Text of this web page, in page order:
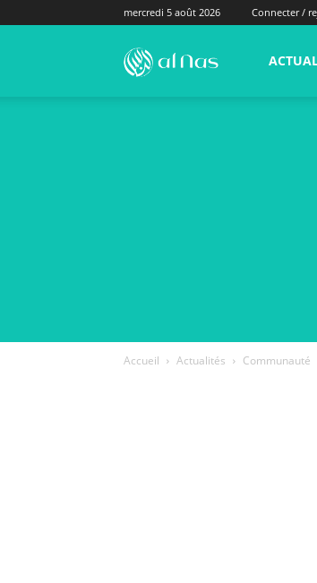
mercredi 5 août 2026 Connecter /
alNas.fr
Accueil Actualités Communauté